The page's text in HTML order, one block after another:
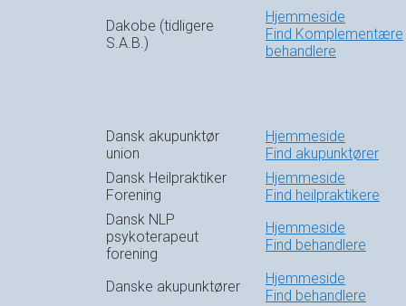
Dakobe (tidligere
S.A.B.)
Hjemmeside
Find Komplementære
behandlere
Dansk akupunktør
union
Hjemmeside
Find akupunktører
Dansk Heilpraktiker
Forening
Hjemmeside
Find heilpraktikere
Dansk NLP
psykoterapeut
forening
Hjemmeside
Find behandlere
Danske akupunktører
Hjemmeside
Find behandlere